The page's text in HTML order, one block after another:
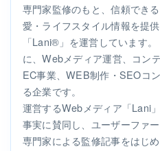
専門家監修のもと、信頼でき
愛・ライフスタイル情報を提
「Lani®」を運営しています
に、Webメディア運営、コン
EC事業、WEB制作・SEOコ
る企業です。
運営するWebメディア「Lani
事実に賛同し、ユーザーファ
専門家による監修記事をはじ